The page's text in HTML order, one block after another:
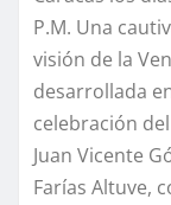
P.M. Una
visión de la
desarrollada
celebración
Juan Vicente
Farías Altuve,